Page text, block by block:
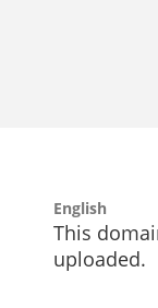
English
This
uploaded.